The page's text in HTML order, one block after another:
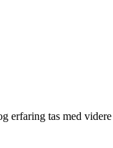
erfaring tas med